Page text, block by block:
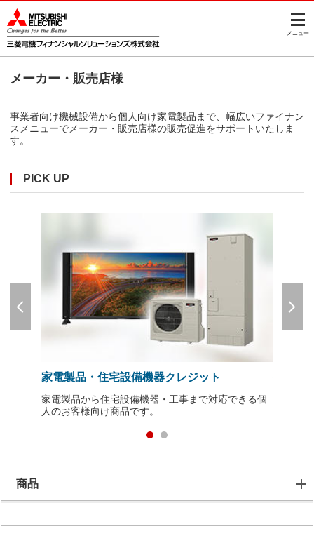
メニュー
メーカー・販売店様
事業者向け機械設備から個人向け家電製品まで、幅広いファイナン
スメニューでメーカー・販売店様の販売促進をサポートいたしま
す。
PICK UP
家電製品・住宅設備機器クレジット
家電製品から住宅設備機器・工事まで対応できる個
人のお客様向け商品です。
商品